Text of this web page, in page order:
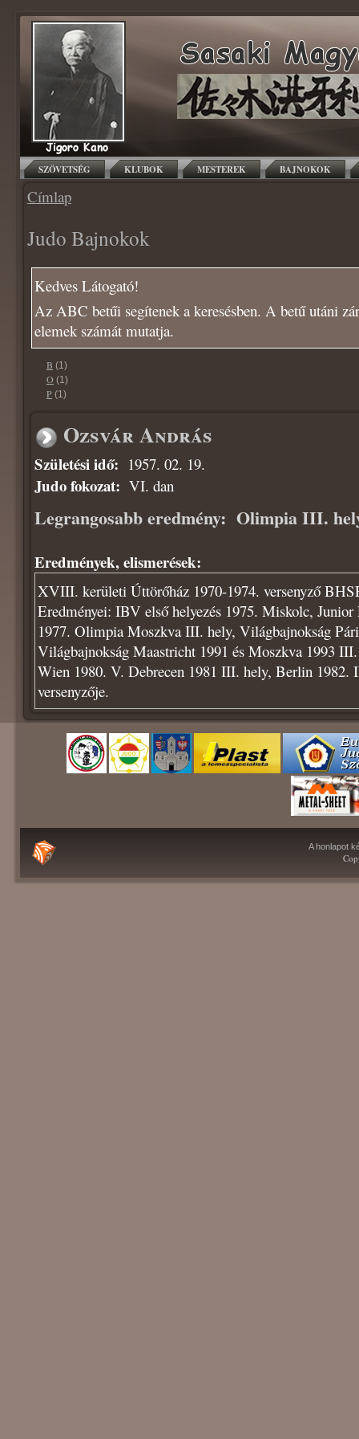
SZÖVETSÉG KLUBOK MESTEREK BAJNOKOK
Címlap
Judo Bajnokok
Kedves Látogató!
Az ABC betűi segítenek a keresésben. A betű utáni
elemek számát mutatja.
B (1)
O (1)
P (1)
Ozsvár András
Születési idő: 1957. 02. 19.
Judo fokozat: VI. dan
Legrangosabb eredmény: Olimpia III.
Eredmények, elismerések:
XVIII. kerületi Úttörőház 1970-1974. versenyző
Eredményei: IBV első helyezés 1975. Miskolc,
1977. Olimpia Moszkva III. hely, Világbajnokság
Világbajnokság Maastricht 1991 és Moszkva 1993
Wien 1980. V. Debrecen 1981 III. hely, Berlin 1982.
versenyzője.
A honlapot